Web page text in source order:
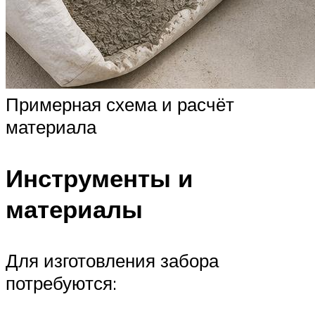
Примерная схема и расчёт
материала
Инструменты и
материалы
Для изготовления забора
потребуются: